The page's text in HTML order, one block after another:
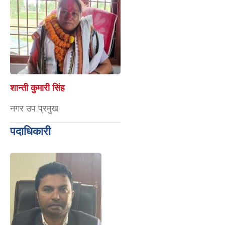
शान्ती कुमारी सिंह
नगर उप प्रमुख
पदाधिकारी